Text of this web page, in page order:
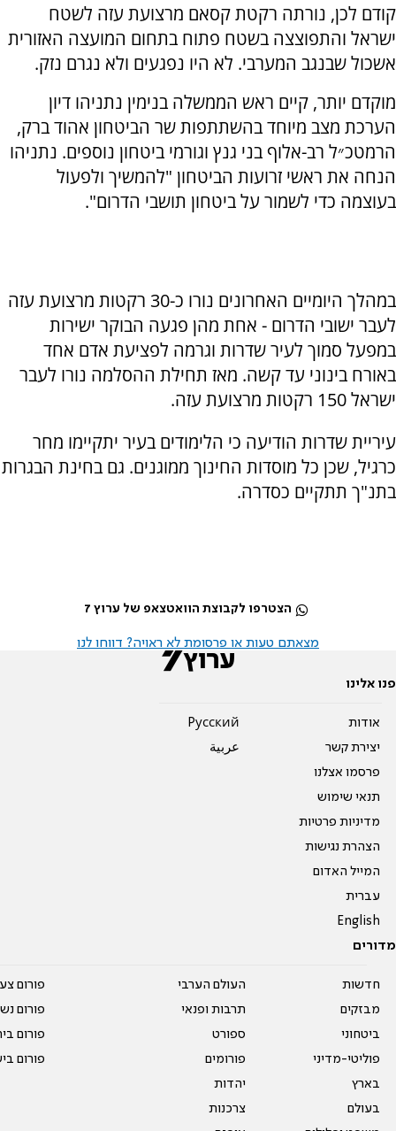
קודם לכן, נורתה רקטת קסאם מרצועת עזה לשטח
ישראל והתפוצצה בשטח פתוח בתחום המועצה האזורית
אשכול שבנגב המערבי. לא היו נפגעים ולא נגרם נזק.
מוקדם יותר, קיים ראש הממשלה בנימין נתניהו דיון
הערכת מצב מיוחד בהשתתפות שר הביטחון אהוד ברק,
הרמטכ״ל רב-אלוף בני גנץ וגורמי ביטחון נוספים. נתניהו
הנחה את ראשי זרועות הביטחון "להמשיך ולפעול
בעוצמה כדי לשמור על ביטחון תושבי הדרום".
במהלך היומיים האחרונים נורו כ-30 רקטות מרצועת עזה
לעבר ישובי הדרום - אחת מהן פגעה הבוקר ישירות
במפעל סמוך לעיר שדרות וגרמה לפציעת אדם אחד
באורח בינוני עד קשה. מאז תחילת ההסלמה נורו לעבר
ישראל 150 רקטות מרצועת עזה.
עיריית שדרות הודיעה כי הלימודים בעיר יתקיימו מחר
כרגיל, שכן כל מוסדות החינוך ממוגנים. גם בחינת הבגרות
בתנ"ך תתקיים כסדרה.
הצטרפו לקבוצת הוואטצאפ של ערוץ 7
מצאתם טעות או פרסומת לא ראויה? דווחו לנו
פנו אלינו
אודות
יצירת קשר
פרסמו אצלנו
תנאי שימוש
מדיניות פרטיות
הצהרת נגישות
המייל האדום
עברית
English
Pусский
عربية
מדורים
חדשות
מבזקים
ביטחוני
פוליטי-מדיני
בארץ
בעולם
העולם הערבי
תרבות ופנאי
ספורט
פורומים
יהדות
צרכנות
פורום
פורום
פורום
פורום